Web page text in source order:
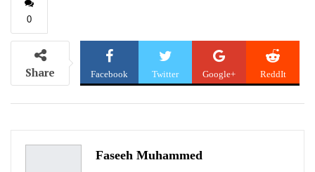
0
Share Facebook Twitter Google+ ReddIt
Faseeh Muhammed